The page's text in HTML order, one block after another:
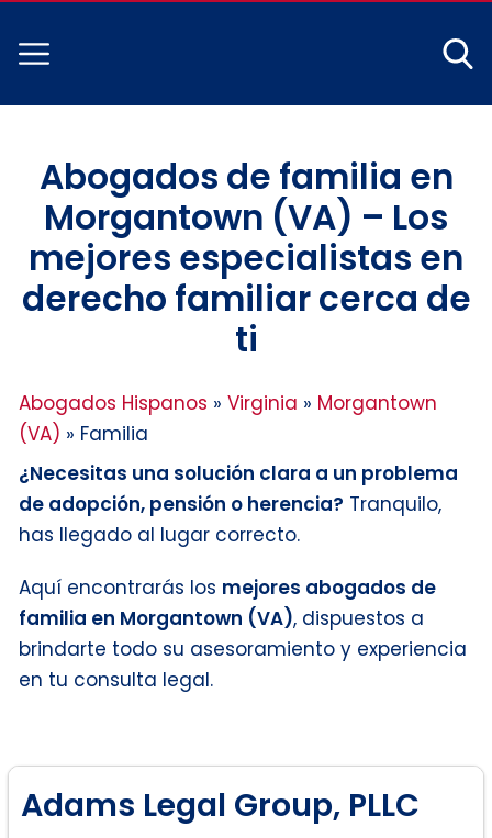
Abogados de familia en
Morgantown (VA) – Los
mejores especialistas en
derecho familiar cerca de
ti
Abogados Hispanos » Virginia » Morgantown
(VA) » Familia
¿Necesitas una solución clara a un problema
de adopción, pensión o herencia? Tranquilo,
has llegado al lugar correcto.
Aquí encontrarás los mejores abogados de
familia en Morgantown (VA), dispuestos a
brindarte todo su asesoramiento y experiencia
en tu consulta legal.
Adams Legal Group, PLLC